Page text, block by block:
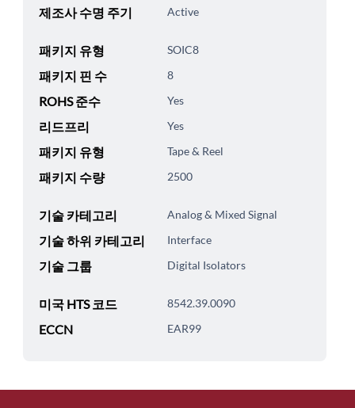
제조사 수명 주기 Active
패키지 유형 SOIC8
패키지 핀 수 8
ROHS 준수 Yes
리드프리 Yes
패키지 유형 Tape & Reel
패키지 수량 2500
기술 카테고리 Analog & Mixed Signal
기술 하위 카테고리 Interface
기술 그룹 Digital Isolators
미국 HTS 코드 8542.39.0090
ECCN EAR99